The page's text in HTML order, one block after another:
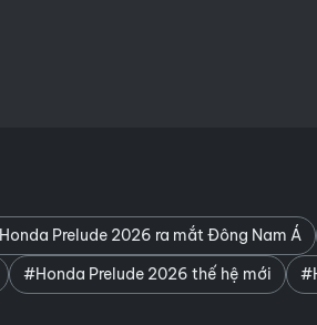
Prelude 2026 ra mắt Đông Nam Á
#Honda Prelude 2026 thế hệ mới